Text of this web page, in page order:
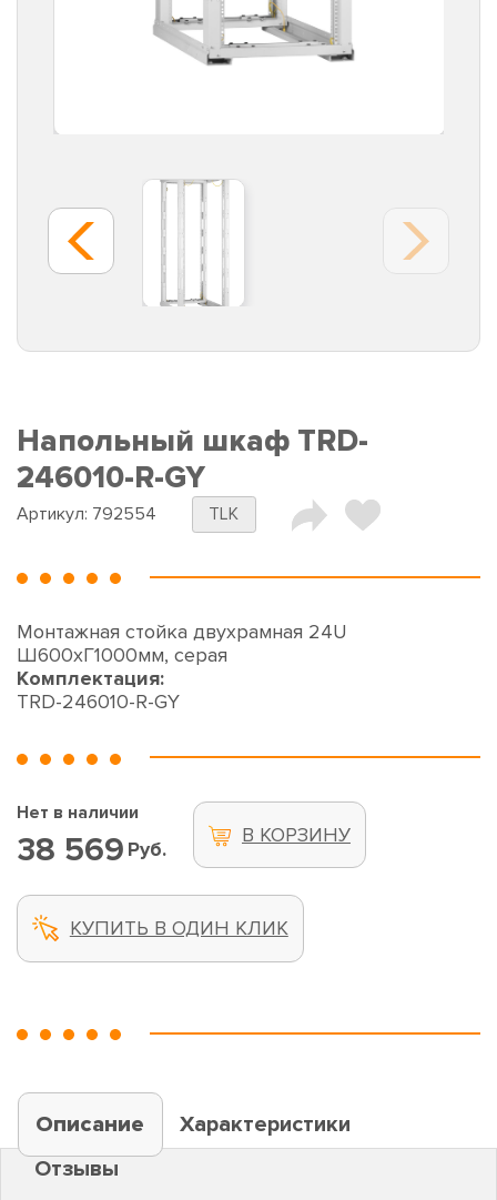
Напольный шкаф TRD-
246010-R-GY
Артикул: 792554 TLK
Монтажная стойка двухрамная 24U
Ш600xГ1000мм, серая
Комплектация:
TRD-246010-R-GY
Нет в наличии
38 569 Руб.
В КОРЗИНУ
КУПИТЬ В ОДИН КЛИК
Описание
Характеристики
Отзывы